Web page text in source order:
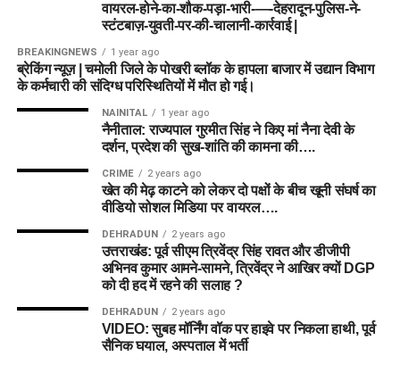
वायरल-होने-का-शौक-पड़ा-भारी-—-देहरादून-पुलिस-ने-
स्टंटबाज़-युवती-पर-की-चालानी-कार्रवाई |
BREAKINGNEWS 1 year ago
ब्रेकिंग न्यूज़ | चमोली जिले के पोखरी ब्लॉक के हापला बाजार में उद्यान विभाग
के कर्मचारी की संदिग्ध परिस्थितियों में मौत हो गई।
NAINITAL 1 year ago
नैनीताल: राज्यपाल गुरमीत सिंह ने किए मां नैना देवी के
दर्शन, प्रदेश की सुख-शांति की कामना की….
CRIME 2 years ago
खेत की मेढ़ काटने को लेकर दो पक्षों के बीच खूनी संघर्ष का
वीडियो सोशल मिडिया पर वायरल….
DEHRADUN 2 years ago
उत्तराखंड: पूर्व सीएम त्रिवेंद्र सिंह रावत और डीजीपी
अभिनव कुमार आमने-सामने, त्रिवेंद्र ने आखिर क्यों DGP
को दी हद में रहने की सलाह ?
DEHRADUN 2 years ago
VIDEO: सुबह मॉर्निंग वॉक पर हाइवे पर निकला हाथी, पूर्व
सैनिक घयाल, अस्पताल में भर्ती